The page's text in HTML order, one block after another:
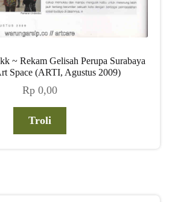
~ Rekam Gelisah Perupa Surabaya
Space (ARTI, Agustus 2009)
Rp 0,00
Troli